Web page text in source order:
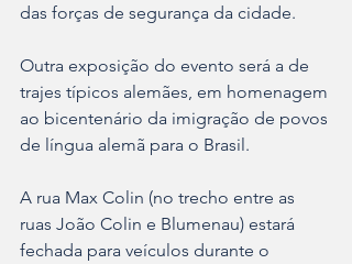
das forças de segurança da cidade.
Outra exposição do evento será a de
trajes típicos alemães, em homenagem
ao bicentenário da imigração de povos
de língua alemã para o Brasil.
A rua Max Colin (no trecho entre as
ruas João Colin e Blumenau) estará
fechada para veículos durante o